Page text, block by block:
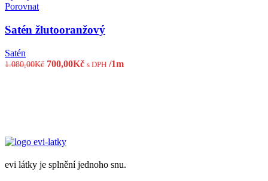
Porovnat
Satén žlutooranžový
Satén
1.080,00Kč Původní
700,00KčAktuální
s DPH /1m
evi látky je splnění jednoho snu.